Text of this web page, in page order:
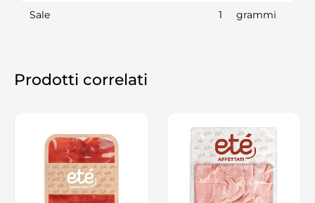
Sale 1 grammi
Prodotti correlati